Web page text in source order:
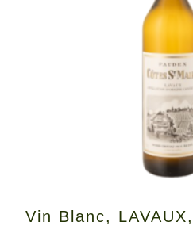
Vin Blanc, LAVAUX,